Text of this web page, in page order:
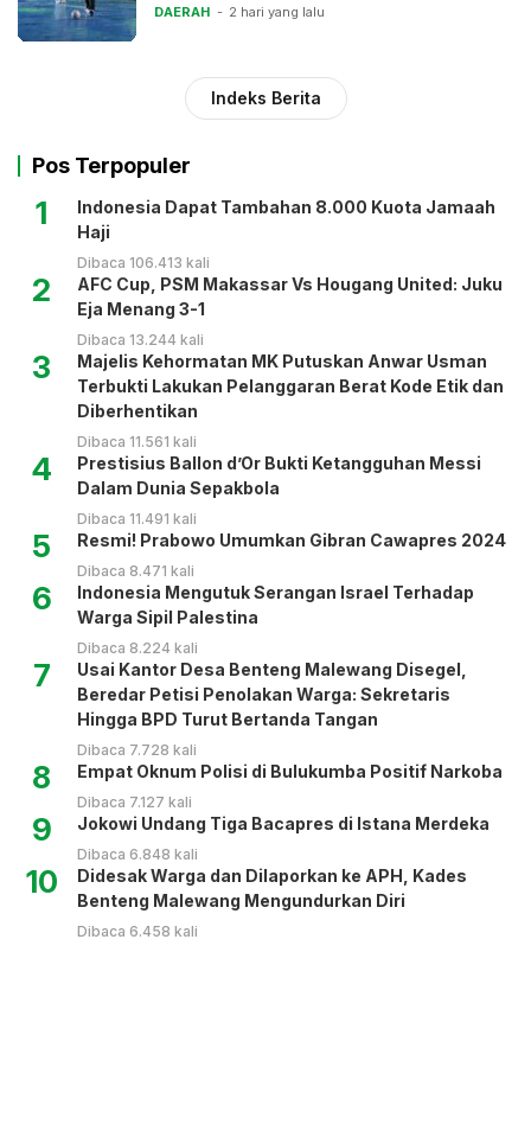
DAERAH 2 hari yang lalu
Indeks Berita
Pos Terpopuler
1
Indonesia Dapat Tambahan 8.000 Kuota Jamaah
Haji
Dibaca 106.413 kali
2
AFC Cup, PSM Makassar Vs Hougang United: Juku
Eja Menang 3-1
Dibaca 13.244 kali
3
Majelis Kehormatan MK Putuskan Anwar Usman
Terbukti Lakukan Pelanggaran Berat Kode Etik dan
Diberhentikan
Dibaca 11.561 kali
4
Prestisius Ballon d’Or Bukti Ketangguhan Messi
Dalam Dunia Sepakbola
Dibaca 11.491 kali
5 Resmi! Prabowo Umumkan Gibran Cawapres 2024
Dibaca 8.471 kali
6
Indonesia Mengutuk Serangan Israel Terhadap
Warga Sipil Palestina
Dibaca 8.224 kali
7
Usai Kantor Desa Benteng Malewang Disegel,
Beredar Petisi Penolakan Warga: Sekretaris
Hingga BPD Turut Bertanda Tangan
Dibaca 7.728 kali
8 Empat Oknum Polisi di Bulukumba Positif Narkoba
Dibaca 7.127 kali
9 Jokowi Undang Tiga Bacapres di Istana Merdeka
Dibaca 6.848 kali
10
Didesak Warga dan Dilaporkan ke APH, Kades
Benteng Malewang Mengundurkan Diri
Dibaca 6.458 kali